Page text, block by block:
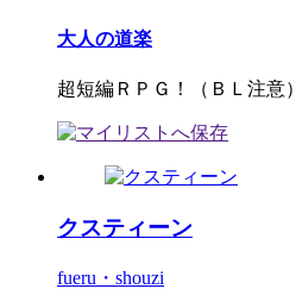
大人の道楽
超短編ＲＰＧ！（ＢＬ注意）
クスティーン
fueru・shouzi